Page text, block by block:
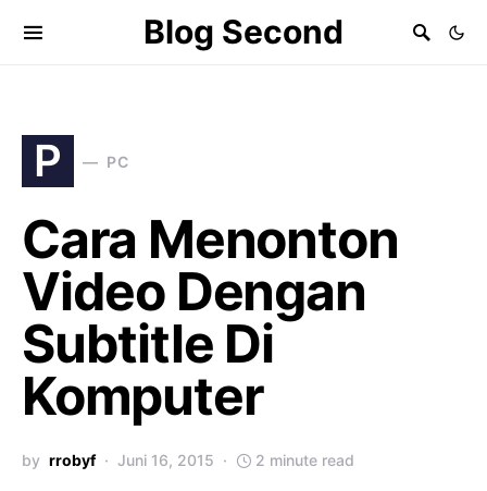
Blog Second
P PC
Cara Menonton
Video Dengan
Subtitle Di
Komputer
by rrobyf Juni 16, 2015 2 minute read